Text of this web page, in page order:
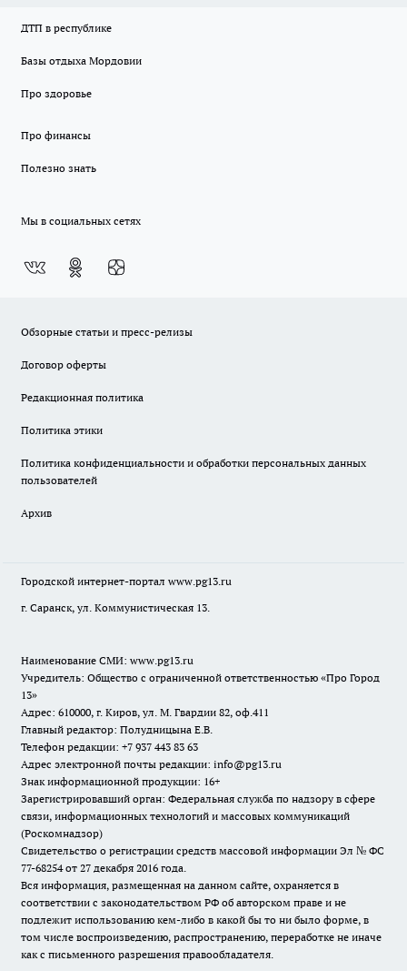
ДТП в республике
Базы отдыха Мордовии
Про здоровье
Про финансы
Полезно знать
Мы в социальных сетях
Обзорные статьи и пресс-релизы
Договор оферты
Редакционная политика
Политика этики
Политика конфиденциальности и обработки персональных данных
пользователей
Архив
Городской интернет-портал www.pg13.ru
г. Саранск, ул. Коммунистическая 13.
Наименование СМИ: www.pg13.ru
Учредитель: Общество с ограниченной ответственностью «Про Город
13»
Адрес: 610000, г. Киров, ул. М. Гвардии 82, оф.411
Главный редактор: Полудницына Е.В.
Телефон редакции: +7 937 443 83 63
Адрес электронной почты редакции: info@pg13.ru
Знак информационной продукции: 16+
Зарегистрировавший орган: Федеральная служба по надзору в сфере
связи, информационных технологий и массовых коммуникаций
(Роскомнадзор)
Свидетельство о регистрации средств массовой информации Эл № ФС
77-68254 от 27 декабря 2016 года.
Вся информация, размещенная на данном сайте, охраняется в
соответствии с законодательством РФ об авторском праве и не
подлежит использованию кем-либо в какой бы то ни было форме, в
том числе воспроизведению, распространению, переработке не иначе
как с письменного разрешения правообладателя.